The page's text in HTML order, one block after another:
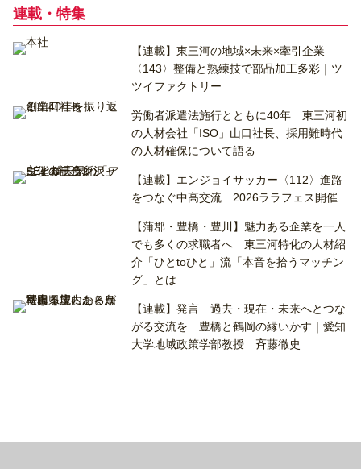
連載・特集
【連載】東三河の地域×未来×牽引企業
〈143〉整備と熟練技で部品加工多彩｜ツ
ツイファクトリー
労働者派遣法施行とともに40年 東三河初
の人材会社「ISO」山口社長、採用難時代
の人材確保について語る
【連載】エンジョイサッカー〈112〉進路
をつなぐ中高交流 2026ララフェス開催
【蒲郡・豊橋・豊川】魅力ある企業を一人
でも多くの求職者へ 東三河特化の人材紹
介「ひとtoひと」流「本音を拾うマッチン
グ」とは
【連載】発言 過去・現在・未来へとつな
がる交流を 豊橋と鶴岡の縁いかす｜愛知
大学地域政策学部教授 斉藤徹史